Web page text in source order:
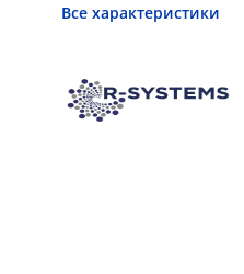
Все характеристики